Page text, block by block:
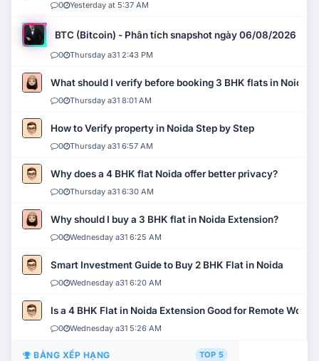
0 Yesterday at 5:37 AM
BTC (Bitcoin) - Phân tích snapshot ngày 06/08/2026
0 Thursday a31 2:43 PM
What should I verify before booking 3 BHK flats in Noida?
0 Thursday a31 8:01 AM
How to Verify property in Noida Step by Step
0 Thursday a31 6:57 AM
Why does a 4 BHK flat Noida offer better privacy?
0 Thursday a31 6:30 AM
Why should I buy a 3 BHK flat in Noida Extension?
0 Wednesday a31 6:25 AM
Smart Investment Guide to Buy 2 BHK Flat in Noida
0 Wednesday a31 6:20 AM
Is a 4 BHK Flat in Noida Extension Good for Remote Work?
0 Wednesday a31 5:26 AM
BẢNG XẾP HẠNG TOP 5